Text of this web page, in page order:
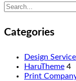
Search
Categories
Design
HaruTheme 4
Print